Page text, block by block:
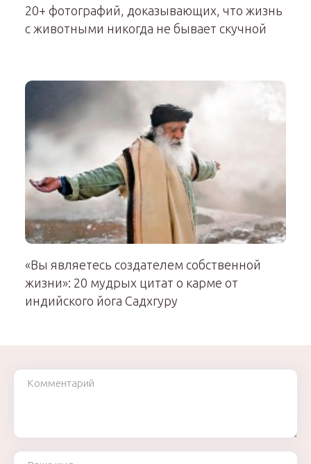
20+ фотографий, доказывающих, что жизнь
с животными никогда не бывает скучной
«Вы являетесь создателем собственной
жизни»: 20 мудрых цитат о карме от
индийского йога Садхгуру
Комментарий
Ваше имя